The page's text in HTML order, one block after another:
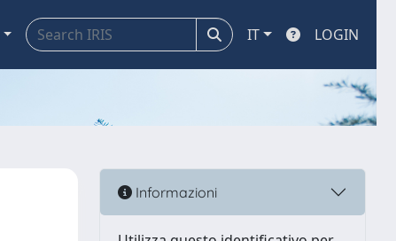
IT LOGIN
Informazioni